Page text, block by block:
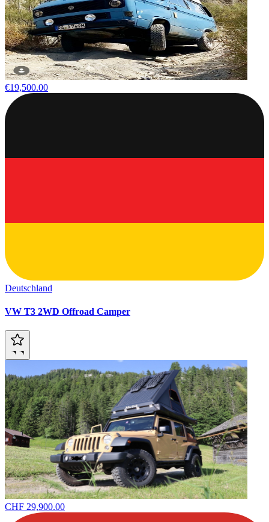
€19,500.00
Deutschland
VW T3 2WD Offroad Camper
CHF 29,900.00